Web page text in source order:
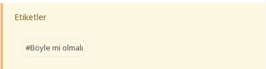
Etiketler
#Böyle mi olmalı